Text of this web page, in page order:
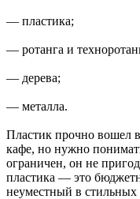
― пластика;
― ротанга и
― дерева;
― металла.
Пластик прочно вошел
кафе, но нужно
ограничен, он не
пластика ― это
неуместный в стильных